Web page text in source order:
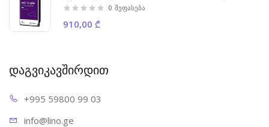
0 შეფასება
910,00 ₾
დაგვიკავშირდით
+995 59800 99 03
info@lino.ge